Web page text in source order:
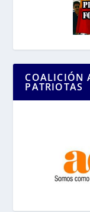
COALICIÓN
PATRIOTAS